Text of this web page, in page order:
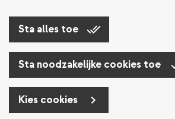
Sta alles toe
Sta noodzakelijke cookies toe
Kies cookies